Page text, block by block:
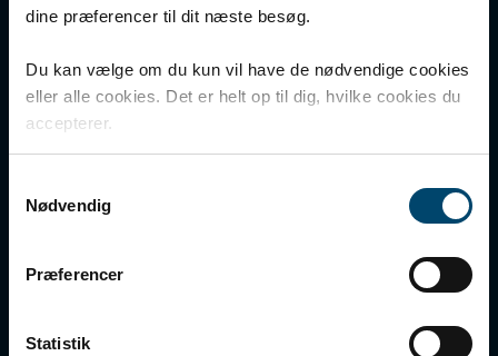
dine præferencer til dit næste besøg.
Du kan vælge om du kun vil have de nødvendige cookies
eller alle cookies. Det er helt op til dig, hvilke cookies du
accepterer.
Nødvendig
Præferencer
Statistik
Holmstrupgaardvej 1
E dbs@dafa-group.com
CVR nr.: 41854510
DOWNLOADS
DOWNLOADS
DAFA BUILDING SOLUTIONS
DAFA GROUP